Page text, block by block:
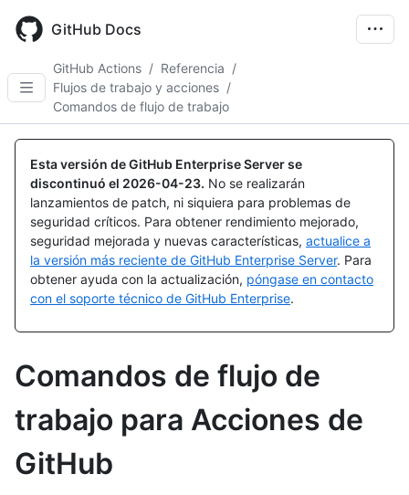
main
GitHub Docs
GitHub Actions / Referencia /
Flujos de trabajo y acciones /
Comandos de flujo de trabajo
Esta versión de GitHub Enterprise Server se
discontinuó el 2026-04-23. No se realizarán
lanzamientos de patch, ni siquiera para problemas de
seguridad críticos. Para obtener rendimiento mejorado,
seguridad mejorada y nuevas características, actualice a
la versión más reciente de GitHub Enterprise Server. Para
obtener ayuda con la actualización, póngase en contacto
con el soporte técnico de GitHub Enterprise.
Comandos de flujo de
trabajo para Acciones de
GitHub